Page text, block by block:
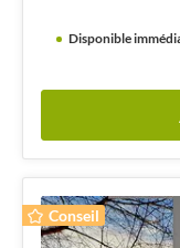
Disponible
Conseil